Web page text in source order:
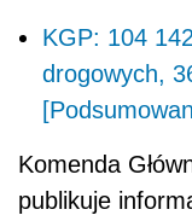
KGP: 104
drogowych,
Komenda
publikuje